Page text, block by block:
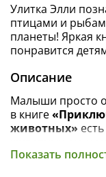
Улитка Элли
птицами и
планеты! Яркая
понравится
Описание
Малыши просто
в книге
животных»
неподалеку от
Показать